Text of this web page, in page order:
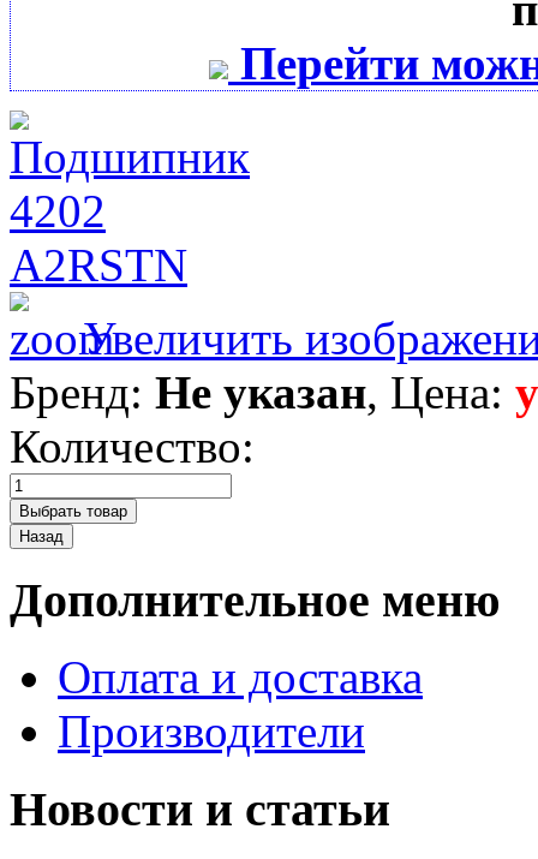
Перейти
Увеличить
Бренд: Не указан, Цена:
Количество:
Дополнительное меню
Оплата и доставка
Производители
Новости и статьи